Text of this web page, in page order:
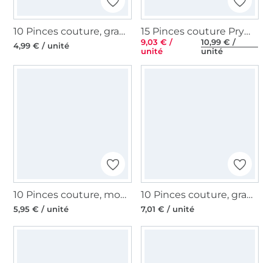
10 Pinces couture, grande, 5,5cm, multicolore
4,99 € / unité
15 Pinces couture Prym Love, 2,6cm et 5,5cm, multicolore
9,03 € /
unité
10,99 € /
unité
10 Pinces couture, moyenne 2,6cm, multicolore
5,95 € / unité
10 Pinces couture, grande, multicolore
7,01 € / unité